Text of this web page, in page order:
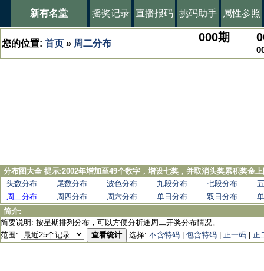
新有名堂 摇奖记录 直播报码 挑码助手 属性参照
您的位置: 首页 » 周二分布 000期
分布图大全 提示:2002年增加至49个数字，增设七奖，并取消头奖累积奖金
头数分布
尾数分布 波色分布 九段分布 七段分布
周二分布
周四分布 周六分布 单日分布 双日分布
简介:
简要说明: 按星期排列分布，可以方便分析逢周二开奖分布情况。
范围:
查看统计 选择: 不含特码 包含特码 正一码 正